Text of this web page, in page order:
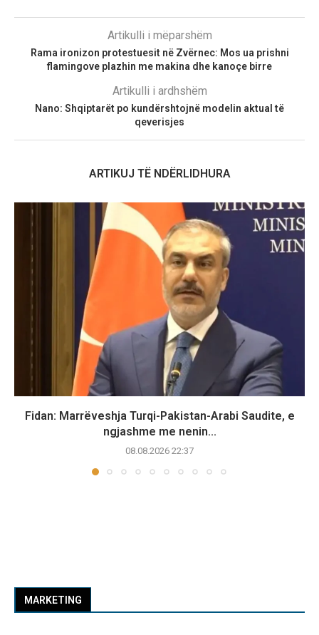
Artikulli i mëparshëm
Rama ironizon protestuesit në Zvërnec: Mos ua prishni
flamingove plazhin me makina dhe kanoçe birre
Artikulli i ardhshëm
Nano: Shqiptarët po kundërshtojnë modelin aktual të
qeverisjes
ARTIKUJ TË NDËRLIDHURA
Fidan: Marrëveshja Turqi-Pakistan-Arabi Saudite, e
ngjashme me nenin...
08.08.2026 22:37
MARKETING